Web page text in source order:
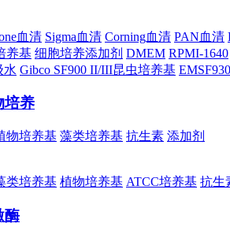
血清 Sigma血清 Corning血清 PAN血清
养基 细胞培养添加剂 DMEM RPMI-1640
水 Gibco SF900 II/III昆虫培养基
培养
物培养基 藻类培养基 抗生素 添加剂
类培养基 植物培养基 ATCC培养基 抗生
酶